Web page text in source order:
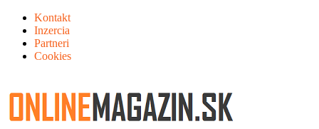
Kontakt
Inzercia
Partneri
Cookies